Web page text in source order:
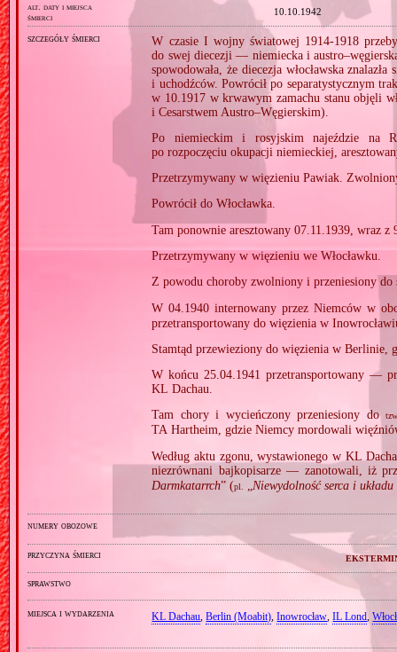
alt. daty i miejsca
śmierci
10.10.1942
szczegóły śmierci
W czasie I wojny światowej 1914‐1918
do swej diecezji — niemiecka i
spowodowała, że diecezja włocławska
i uchodźców. Powrócił po separatystycznym
w 10.1917 w krwawym zamachu stanu objęli
i Cesarstwem Austro–Węgierskim).
Po niemieckim i rosyjskim najeździe na
po rozpoczęciu okupacji niemieckiej,
Przetrzymywany w więzieniu Pawiak.
Powrócił do Włocławka.
Tam ponownie aresztowany 07.11.1939, wraz
Przetrzymywany w więzieniu we Włocławku.
Z powodu choroby zwolniony i przeniesiony
W 04.1940 internowany przez Niemców w
przetransportowany do więzienia w
Stamtąd przewieziony do więzienia w Berlinie,
W końcu 25.04.1941 przetransportowany —
KL Dachau.
Tam chory i wycieńczony przeniesiony do
TA Hartheim, gdzie Niemcy mordowali
Według aktu zgonu, wystawionego w KL
niezrównani bajkopisarze — zanotowali, iż
Darmkatarrch” (pl. Niewydolność serca i
numery obozowe
przyczyna śmierci
sprawstwo
miejsca i wydarzenia KL Dachau ,Berlin (Moabit) ,Inowrocław ,IL Lond,